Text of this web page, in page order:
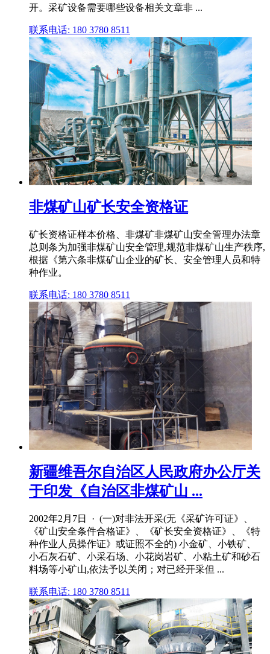
开。采矿设备需要哪些设备相关文章非 ...
联系电话: 180 3780 8511
非煤矿山矿长安全资格证
矿长资格证样本价格、非煤矿非煤矿山安全管理办法章
总则条为加强非煤矿山安全管理,规范非煤矿山生产秩序,
根据《第六条非煤矿山企业的矿长、安全管理人员和特
种作业。
联系电话: 180 3780 8511
新疆维吾尔自治区人民政府办公厅关
于印发《自治区非煤矿山 ...
2002年2月7日 · (一)对非法开采(无《采矿许可证》、
《矿山安全条件合格证》、《矿长安全资格证》、《特
种作业人员操作证》或证照不全的) 小金矿、小铁矿、
小石灰石矿、小采石场、小花岗岩矿、小粘土矿和砂石
料场等小矿山,依法予以关闭；对已经开采但 ...
联系电话: 180 3780 8511